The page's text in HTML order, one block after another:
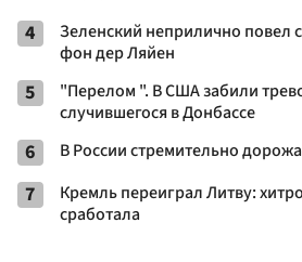
4
Зеленский неприлично повел
фон дер Ляйен
5
"Перелом ". В США забили
случившегося в Донбассе
6 В России стремительно
7
Кремль переиграл Литву:
сработала